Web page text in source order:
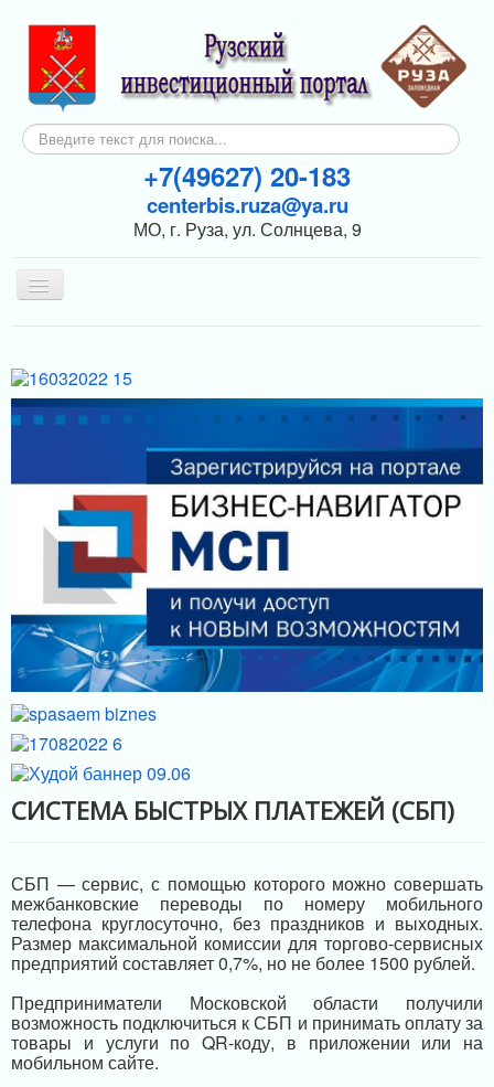
Искать...
+7(49627) 20-183
centerbis.ruza@ya.ru
МО, г. Руза, ул. Солнцева, 9
Включить/
выключить
ГЛАВНАЯ
НОВОСТИ
ПОДДЕРЖКА БИЗНЕСА
МЕРЫ ПОДДЕРЖКИ
ИНФРАСТРУКТУРА ПОДДЕРЖКИ
СИСТЕМА БЫСТРЫХ ПЛАТЕЖЕЙ (СБП)
СБП — сервис, с помощью которого можно совершать
межбанковские переводы по номеру мобильного
телефона круглосуточно, без праздников и выходных.
Размер максимальной комиссии для торгово-сервисных
предприятий составляет 0,7%, но не более 1500 рублей.
Предприниматели Московской области получили
возможность подключиться к СБП и принимать оплату за
товары и услуги по QR-коду, в приложении или на
мобильном сайте.